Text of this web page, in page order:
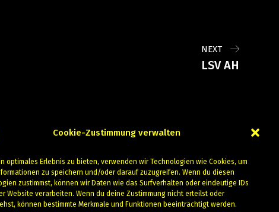
Cookie-Zustimmung verwalten
optimales Erlebnis zu bieten, verwenden wir Technologien wie Cookies, um
zu speichern und/oder darauf zuzugreifen. Wenn du diesen
zustimmst, können wir Daten wie das Surfverhalten oder eindeutige IDs
Website verarbeiten. Wenn du deine Zustimmung nicht erteilst oder
können bestimmte Merkmale und Funktionen beeinträchtigt werden.
NEXT
LSV AH